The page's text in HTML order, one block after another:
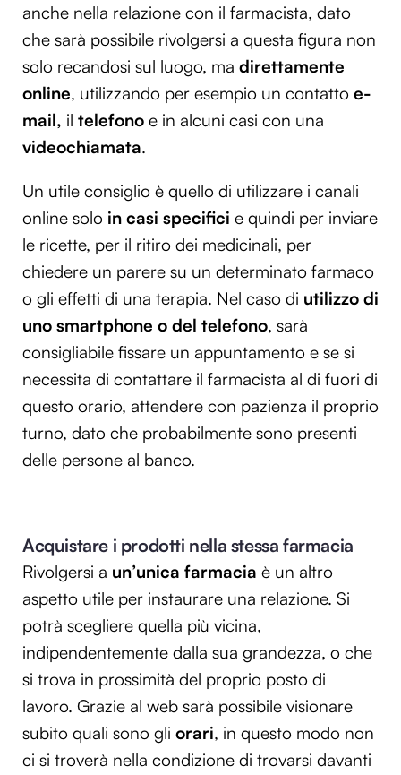
anche nella relazione con il farmacista, dato
che sarà possibile rivolgersi a questa figura non
solo recandosi sul luogo, ma direttamente
online, utilizzando per esempio un contatto e-
mail, il telefono e in alcuni casi con una
videochiamata.
Un utile consiglio è quello di utilizzare i canali
online solo in casi specifici e quindi per inviare
le ricette, per il ritiro dei medicinali, per
chiedere un parere su un determinato farmaco
o gli effetti di una terapia. Nel caso di utilizzo di
uno smartphone o del telefono, sarà
consigliabile fissare un appuntamento e se si
necessita di contattare il farmacista al di fuori di
questo orario, attendere con pazienza il proprio
turno, dato che probabilmente sono presenti
delle persone al banco.
Acquistare i prodotti nella stessa farmacia
Rivolgersi a un’unica farmacia è un altro
aspetto utile per instaurare una relazione. Si
potrà scegliere quella più vicina,
indipendentemente dalla sua grandezza, o che
si trova in prossimità del proprio posto di
lavoro. Grazie al web sarà possibile visionare
subito quali sono gli orari, in questo modo non
ci si troverà nella condizione di trovarsi davanti